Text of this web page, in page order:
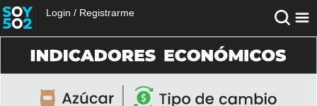
Login / Registrarme